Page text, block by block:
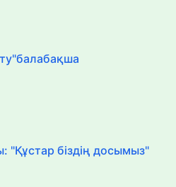
біздің досымыз"